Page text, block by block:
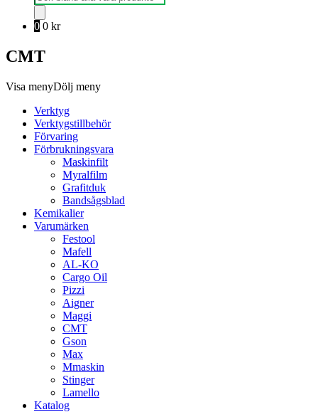
0 0 kr
CMT
Visa menyDölj meny
Verktyg
Verktygstillbehör
Förvaring
Förbrukningsvara
Maskinfilt
Myralfilm
Grafitduk
Bandsågsblad
Kemikalier
Varumärken
Festool
Mafell
AL-KO
Cargo Oil
Pizzi
Aigner
Maggi
CMT
Gson
Max
Mmaskin
Stinger
Lamello
Katalog